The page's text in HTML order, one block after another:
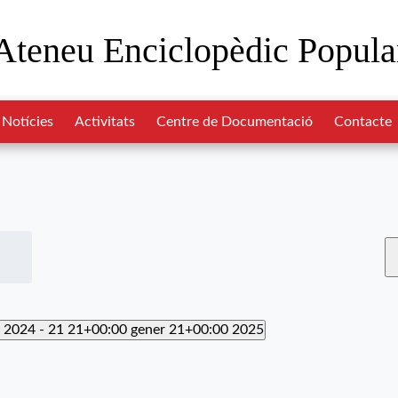
Enciclopèdic
Notícies Activitats Centre de Documentació Contacte
2024 - 21 21+00:00 gener 21+00:00 2025